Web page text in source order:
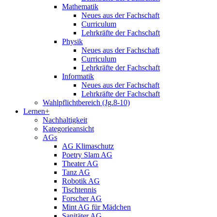
Mathematik
Neues aus der Fachschaft
Curriculum
Lehrkräfte der Fachschaft
Physik
Neues aus der Fachschaft
Curriculum
Lehrkräfte der Fachschaft
Informatik
Neues aus der Fachschaft
Lehrkräfte der Fachschaft
Wahlpflichtbereich (Jg.8-10)
Lernen+
Nachhaltigkeit
Kategorieansicht
AGs
AG Klimaschutz
Poetry Slam AG
Theater AG
Tanz AG
Robotik AG
Tischtennis
Forscher AG
Mint AG für Mädchen